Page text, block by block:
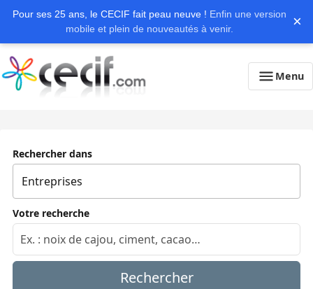
Pour ses 25 ans, le CECIF fait peau neuve ! Enfin une version
mobile et plein de nouveautés à venir.
×
Menu
Rechercher dans
Votre recherche
Rechercher